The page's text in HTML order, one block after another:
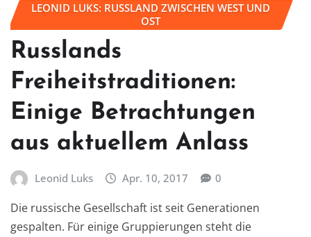
LEONID LUKS: RUSSLAND ZWISCHEN WEST UND
OST
Russlands
Freiheitstraditionen:
Einige Betrachtungen
aus aktuellem Anlass
Leonid Luks Apr. 10, 2017 0
Die russische Gesellschaft ist seit Generationen
gespalten. Für einige Gruppierungen steht die